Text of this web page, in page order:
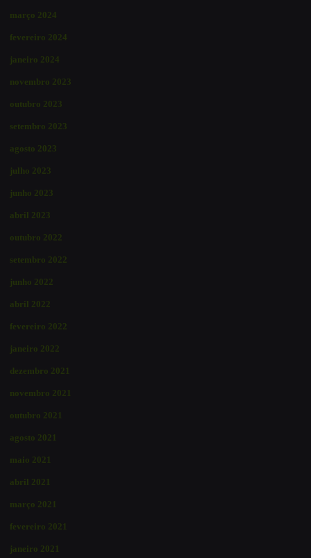
março 2024
fevereiro 2024
janeiro 2024
novembro 2023
outubro 2023
setembro 2023
agosto 2023
julho 2023
junho 2023
abril 2023
outubro 2022
setembro 2022
junho 2022
abril 2022
fevereiro 2022
janeiro 2022
dezembro 2021
novembro 2021
outubro 2021
agosto 2021
maio 2021
abril 2021
março 2021
fevereiro 2021
janeiro 2021